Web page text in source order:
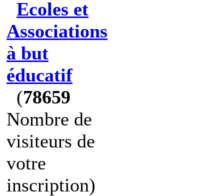
Ecoles et
Associations
à but
éducatif
(78659
Nombre de
visiteurs de
votre
inscription)